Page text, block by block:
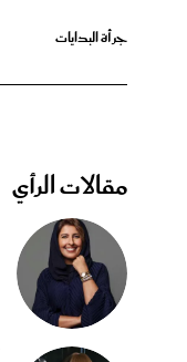
جرأة البدايات
مقالات الرأي